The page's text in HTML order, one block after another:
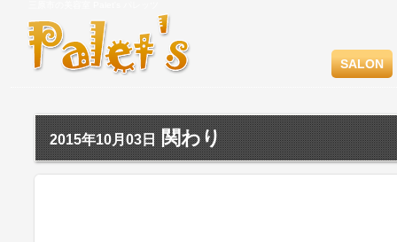
SALON
2015年10月03日 関わり